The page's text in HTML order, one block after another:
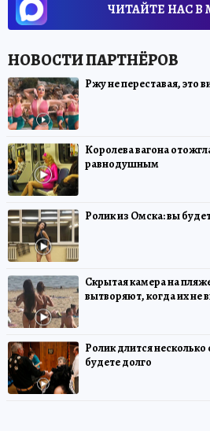
ЧИТАЙТЕ НАС В
Ржу не переставая, это
Королева вагона
равнодушным
Ролик из Омска: вы
Скрытая камера на
вытворяют, когда их не
Ролик длится
будете долго